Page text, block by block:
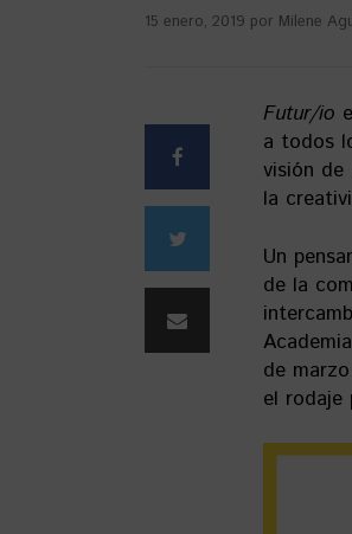
15 enero, 2019 por Milene
Futur/io
a todos
visión de
la
Un
de la
de
el rodaje